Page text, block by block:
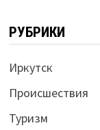
РУБРИКИ
Иркутск
Происшествия
Туризм